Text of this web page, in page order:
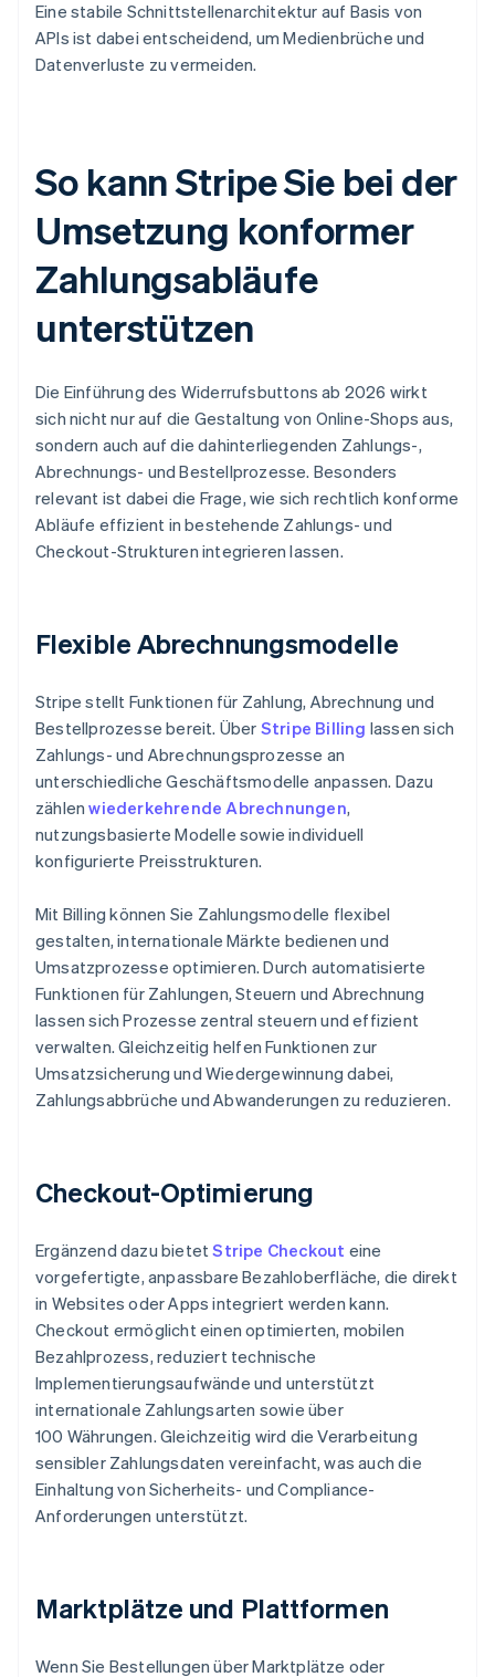
Eine stabile Schnittstellenarchitektur auf Basis von
APIs ist dabei entscheidend, um Medienbrüche und
Datenverluste zu vermeiden.
So kann Stripe Sie bei der
Umsetzung konformer
Zahlungsabläufe
unterstützen
Die Einführung des Widerrufsbuttons ab 2026 wirkt
sich nicht nur auf die Gestaltung von Online-Shops aus,
sondern auch auf die dahinterliegenden Zahlungs-,
Abrechnungs- und Bestellprozesse. Besonders
relevant ist dabei die Frage, wie sich rechtlich konforme
Abläufe effizient in bestehende Zahlungs- und
Checkout-Strukturen integrieren lassen.
Flexible Abrechnungsmodelle
Stripe stellt Funktionen für Zahlung, Abrechnung und
Bestellprozesse bereit. Über Stripe Billing lassen sich
Zahlungs- und Abrechnungsprozesse an
unterschiedliche Geschäftsmodelle anpassen. Dazu
zählenwiederkehrende Abrechnungen,
nutzungsbasierte Modelle sowie individuell
konfigurierte Preisstrukturen.
Mit Billing können Sie Zahlungsmodelle flexibel
gestalten, internationale Märkte bedienen und
Umsatzprozesse optimieren. Durch automatisierte
Funktionen für Zahlungen, Steuern und Abrechnung
lassen sich Prozesse zentral steuern und effizient
verwalten. Gleichzeitig helfen Funktionen zur
Umsatzsicherung und Wiedergewinnung dabei,
Zahlungsabbrüche und Abwanderungen zu reduzieren.
Checkout-Optimierung
Ergänzend dazu bietetStripe Checkout eine
vorgefertigte, anpassbare Bezahloberfläche, die direkt
in Websites oder Apps integriert werden kann.
Checkout ermöglicht einen optimierten, mobilen
Bezahlprozess, reduziert technische
Implementierungsaufwände und unterstützt
internationale Zahlungsarten sowie über
100 Währungen. Gleichzeitig wird die Verarbeitung
sensibler Zahlungsdaten vereinfacht, was auch die
Einhaltung von Sicherheits- und Compliance-
Anforderungen unterstützt.
Marktplätze und Plattformen
Wenn Sie Bestellungen über Marktplätze oder